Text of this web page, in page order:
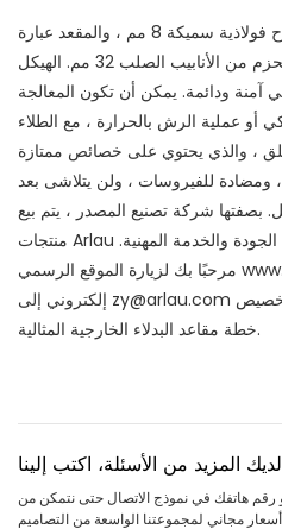
أرجل الكرسي مصنوعة من ألواح فولاذية سميكة 8 مم ، والمقعد عبارة
عن ألواح فولاذية 3 مم ، وتصنع الحزم من الأنابيب الصلب 32 مم. الهيكل
ودائمة. يمكن أن تكون المعالجة
أو عملية الرش بالحرارة ، مع الطلاء
، والذي يحتوي على خصائص ممتازة
، ومضادة للفيروسات ، ولن يتلاشى بعد
بصفتها شركة تصنيع المصدر ، يتم بيع
منتجات Arlau في جميع أنحاء العالم ، مع ضمان الجودة والخدمة المهنية.
إلكتروني إلى zy@arlau.com للحصول على معلومات مفصلة وتخصيص
خطة مقاعد البدلاء الخارجية المثالية.
المزيد من الأسئلة، اكتب إلينا
رقم هاتفك في نموذج الاتصال حتى نتمكن من